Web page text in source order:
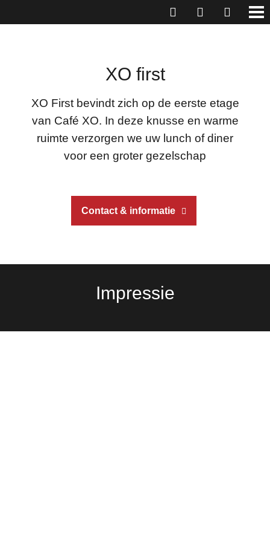
XO first
XO First bevindt zich op de eerste etage
van Café XO. In deze knusse en warme
ruimte verzorgen we uw lunch of diner
voor een groter gezelschap
Contact & informatie
Impressie